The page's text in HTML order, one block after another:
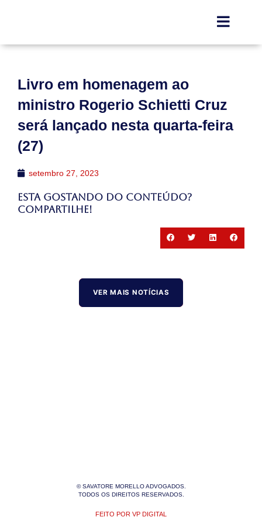
Livro em homenagem ao
ministro Rogerio Schietti Cruz
será lançado nesta quarta-feira
(27)
setembro 27, 2023
Esta gostando do conteúdo?
Compartilhe!
VER MAIS NOTÍCIAS
© SAVATORE MORELLO ADVOGADOS.
TODOS OS DIREITOS RESERVADOS.
FEITO POR VP DIGITAL